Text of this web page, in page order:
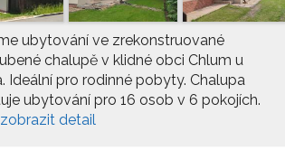
ubytování ve zrekonstruované
chalupě v klidné obci Chlum u
Ideální pro rodinné pobyty. Chalupa
ubytování pro 16 osob v 6 pokojích.
zobrazit detail